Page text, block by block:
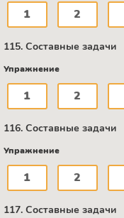
1 2
115. Составные задачи
Упражнение
1 2
116. Составные задачи
Упражнение
1 2
117. Составные задачи